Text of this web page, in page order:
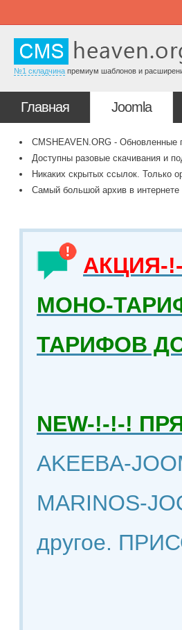
№1 складчина премиум шаблонов и
Главная Joomla
CMSHEAVEN.ORG - Обновленные
Доступны разовые скачивания и
Никаких скрытых ссылок. Только
Самый большой архив в интернете
АКЦИЯ-
МОНО-
ТАРИФОВ
NEW-!-!-!
AKEEBA-
MARINOS-
другое.